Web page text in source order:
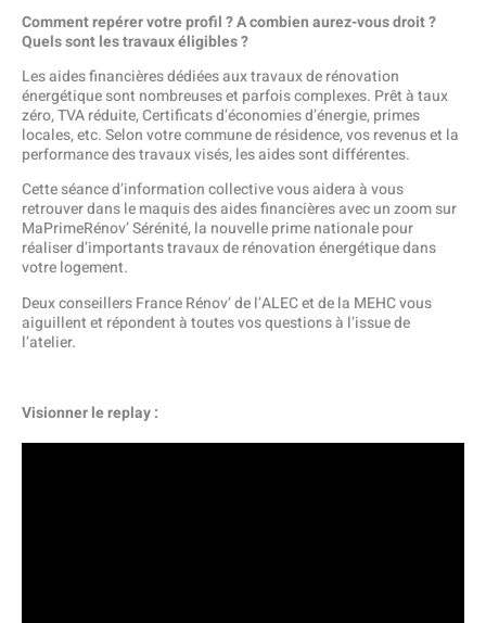
Comment repérer votre profil ? A combien aurez-vous droit ?
Quels sont les travaux éligibles ?
Les aides financières dédiées aux travaux de rénovation
énergétique sont nombreuses et parfois complexes. Prêt à taux
zéro, TVA réduite, Certificats d’économies d’énergie, primes
locales, etc. Selon votre commune de résidence, vos revenus et la
performance des travaux visés, les aides sont différentes.
Cette séance d’information collective vous aidera à vous
retrouver dans le maquis des aides financières avec un zoom sur
MaPrimeRénov’ Sérénité, la nouvelle prime nationale pour
réaliser d’importants travaux de rénovation énergétique dans
votre logement.
Deux conseillers France Rénov’ de l’ALEC et de la MEHC vous
aiguillent et répondent à toutes vos questions à l’issue de
l’atelier.
Visionner le replay :